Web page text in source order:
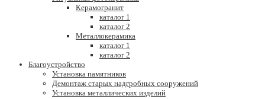
Керамогранит
каталог 1
каталог 2
Металлокерамика
каталог 1
каталог 2
Благоустройство
Установка памятников
Демонтаж старых надгробных сооружений
Установка металлических изделий